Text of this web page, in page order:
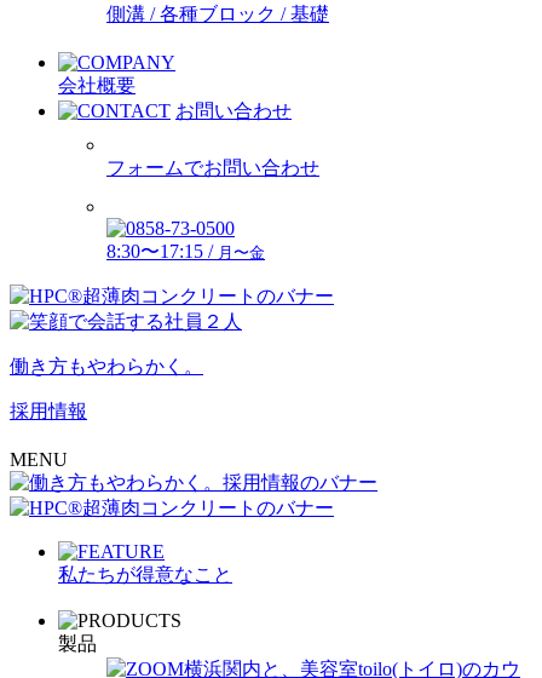
側溝 / 各種ブロック / 基礎
会社概要
お問い合わせ
フォームでお問い合わせ
8:30〜17:15 / 月〜金
働き方もやわらかく。
採用情報
MENU
私たちが得意なこと
製品